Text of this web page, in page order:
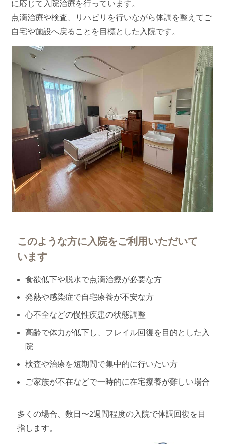
に応じて入院治療を行っています。
点滴治療や検査、リハビリを行いながら体調を整えてご
自宅や施設へ戻ることを目標とした入院です。
このような方に入院をご利用いただいて
います
食欲低下や脱水で点滴治療が必要な方
発熱や感染症で自宅療養が不安な方
心不全などの慢性疾患の状態調整
高齢で体力が低下し、フレイル回復を目的とした入
院
検査や治療を短期間で集中的に行いたい方
ご家族が不在などで一時的に在宅療養が難しい場合
多くの場合、数日〜2週間程度の入院で体調回復を目
指します。